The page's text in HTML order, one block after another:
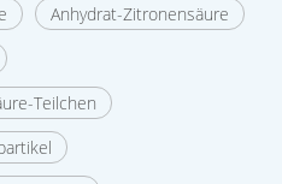
Anhydrat-Zitronensäure
Teilchen